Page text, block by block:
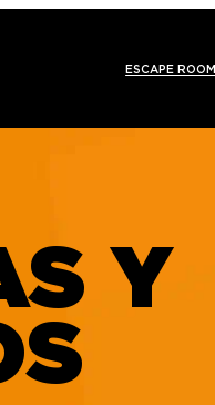
ESCAPE ROOM
Y